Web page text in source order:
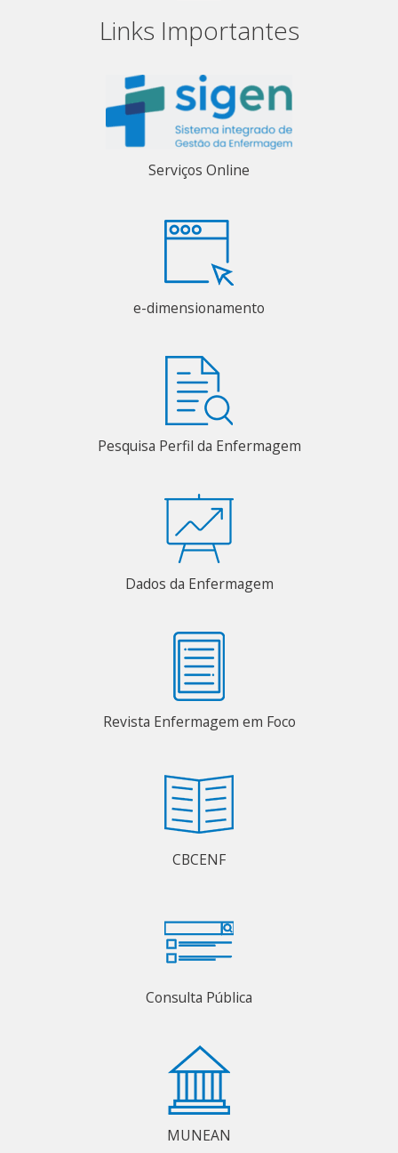
Links Importantes
Serviços Online
e-dimensionamento
Pesquisa Perfil da Enfermagem
Dados da Enfermagem
Revista Enfermagem em Foco
CBCENF
Consulta Pública
MUNEAN